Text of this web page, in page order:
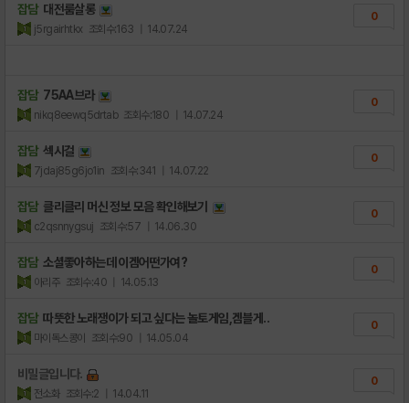
잡담 대전룸살롱
j5rgairhtkx 조회수:163 | 14.07.24
0
잡담 75AA브라
nikq8eewq5drtab 조회수:180 | 14.07.24
0
잡담 섹시걸
7jdaj85g6jo1in 조회수:341 | 14.07.22
0
잡담 클리클리 머신 정보 모음 확인해보기
c2qsnnygsuj 조회수:57 | 14.06.30
0
잡담 소셜좋아하는데 이겜어떤가여?
아리주 조회수:40 | 14.05.13
0
잡담 따뜻한 노래쟁이가 되고 싶다는 놀토게임,겜블게..
마이독스콩이 조회수:90 | 14.05.04
0
비밀글입니다.
전소화 조회수:2 | 14.04.11
0